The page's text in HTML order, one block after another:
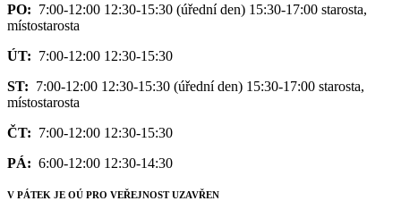
PO: 7:00-12:00 12:30-15:30 (úřední den) 15:30-17:00 starosta,
místostarosta
ÚT: 7:00-12:00 12:30-15:30
ST: 7:00-12:00 12:30-15:30 (úřední den) 15:30-17:00 starosta,
místostarosta
ČT: 7:00-12:00 12:30-15:30
PÁ: 6:00-12:00 12:30-14:30
V PÁTEK JE OÚ PRO VEŘEJNOST UZAVŘEN